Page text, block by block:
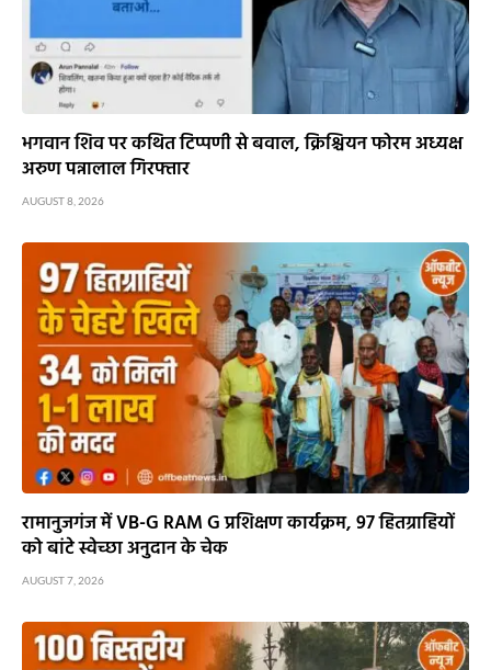
भगवान शिव पर कथित टिप्पणी से बवाल, क्रिश्चियन फोरम अध्यक्ष
अरुण पन्नालाल गिरफ्तार
AUGUST 8, 2026
रामानुजगंज में VB-G RAM G प्रशिक्षण कार्यक्रम, 97 हितग्राहियों
को बांटे स्वेच्छा अनुदान के चेक
AUGUST 7, 2026